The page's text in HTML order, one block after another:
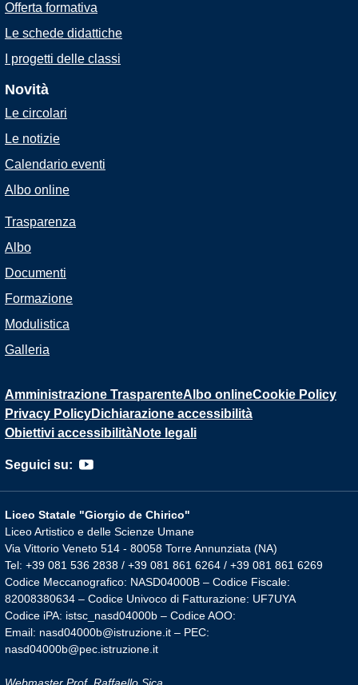
Offerta formativa
Le schede didattiche
I progetti delle classi
Novità
Le circolari
Le notizie
Calendario eventi
Albo online
Trasparenza
Albo
Documenti
Formazione
Modulistica
Galleria
Amministrazione TrasparenteAlbo onlineCookie Policy
Privacy PolicyDichiarazione accessibilità
Obiettivi accessibilitàNote legali
Seguici su:
Liceo Statale "Giorgio de Chirico"
Liceo Artistico e delle Scienze Umane
Via Vittorio Veneto 514 - 80058 Torre Annunziata (NA)
Tel: +39 081 536 2838 / +39 081 861 6264 / +39 081 861 6269
Codice Meccanografico: NASD04000B – Codice Fiscale:
82008380634 – Codice Univoco di Fatturazione: UF7UYA
Codice iPA: istsc_nasd04000b – Codice AOO:
Email: nasd04000b@istruzione.it – PEC:
nasd04000b@pec.istruzione.it